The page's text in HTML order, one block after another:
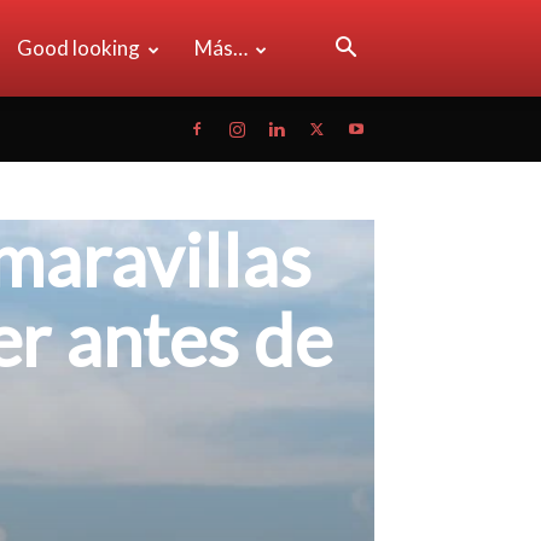
Good looking Más…
antes de